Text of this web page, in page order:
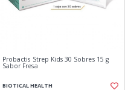
Probactis Strep Kids 30 Sobres 15 g
Sabor Fresa
BIOTICAL HEALTH